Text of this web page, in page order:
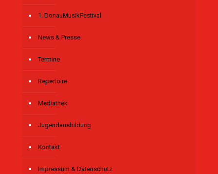
1. DonauMusikFestival
News & Presse
Termine
Repertoire
Mediathek
Jugendausbildung
Kontakt
Impressum & Datenschutz